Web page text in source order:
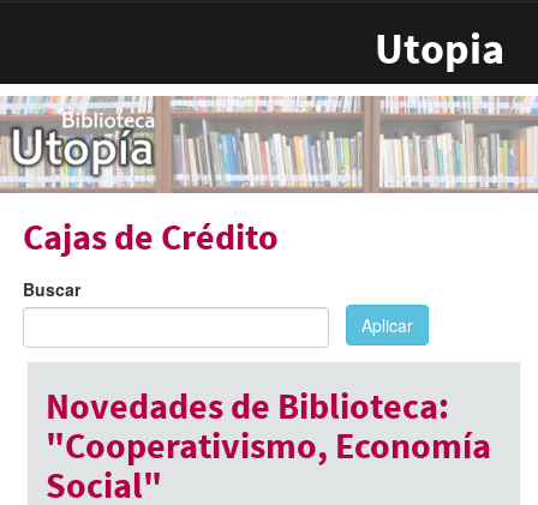
Utopia
Cajas de Crédito
Buscar
Aplicar
Novedades de Biblioteca:
"Cooperativismo, Economía
Social"